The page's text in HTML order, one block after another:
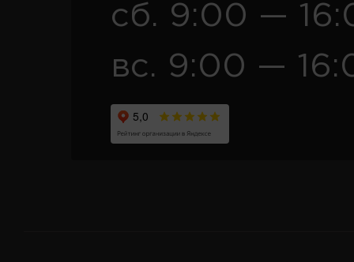
сб. 9:00 —
вс. 9:00 —